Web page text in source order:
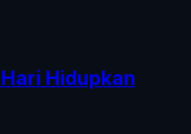
Hidupkan